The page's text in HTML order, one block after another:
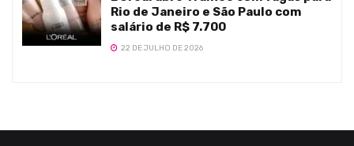
Rio de Janeiro e São Paulo com
salário de R$ 7.700
22 DE JULHO DE 2026